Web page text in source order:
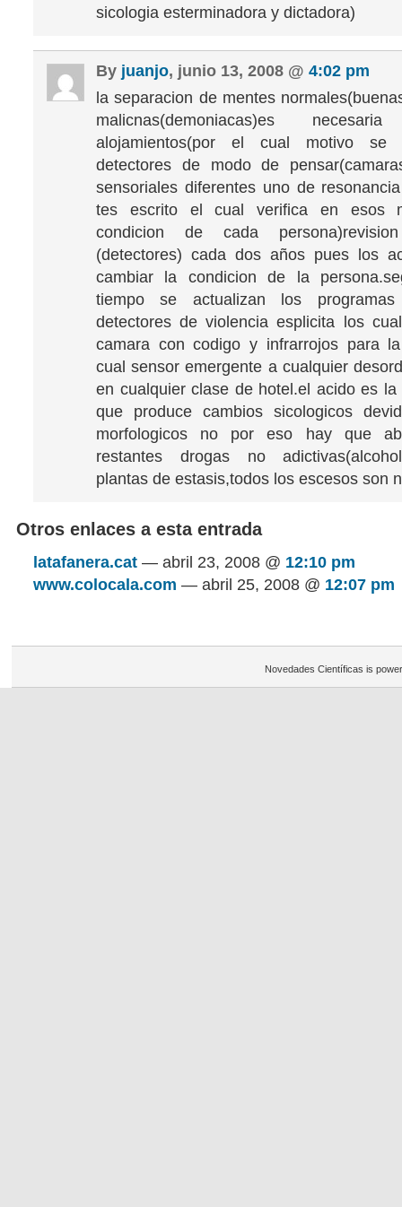
sicologia esterminadora y dictadora)
By juanjo, junio 13, 2008 @ 4:02 pm
la separacion de mentes
malicnas(demoniacas)es
alojamientos(por el cual motivo se
detectores de modo de
sensoriales diferentes uno de
tes escrito el cual verifica en esos
condicion de cada
(detectores) cada dos años pues los
cambiar la condicion de la
tiempo se actualizan los programas
detectores de violencia esplicita los
camara con codigo y infrarrojos para
cual sensor emergente a cualquier
en cualquier clase de hotel.el acido es la
que produce cambios sicologicos
morfologicos no por eso hay que
restantes drogas no
plantas de estasis,todos los escesos son
Otros enlaces a esta entrada
latafanera.cat — abril 23, 2008 @ 12:10 pm
www.colocala.com — abril 25, 2008 @ 12:07 pm
Novedades Científicas is